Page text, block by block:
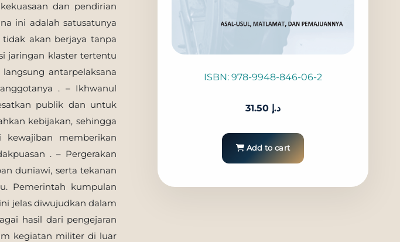
dan pendirian
ini adalah satusatunya
akan berjaya tanpa
jaringan klaster tertentu
antarpelaksana
. – Ikhwanul
publik dan untuk
kebijakan, sehingga
kewajiban memberikan
. – Pergerakan
duniawi, serta tekanan
Pemerintah kumpulan
jelas diwujudkan dalam
hasil dari pengejaran
kegiatan militer di luar
ISBN: 978-9948-846-06-2
د.إ 31.50
Add to cart